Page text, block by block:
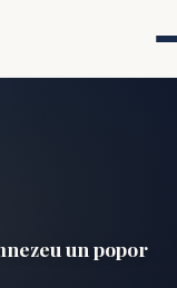
un popor